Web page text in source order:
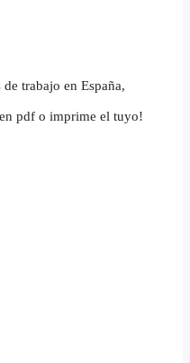
trabajo en España,
en pdf o imprime el tuyo!